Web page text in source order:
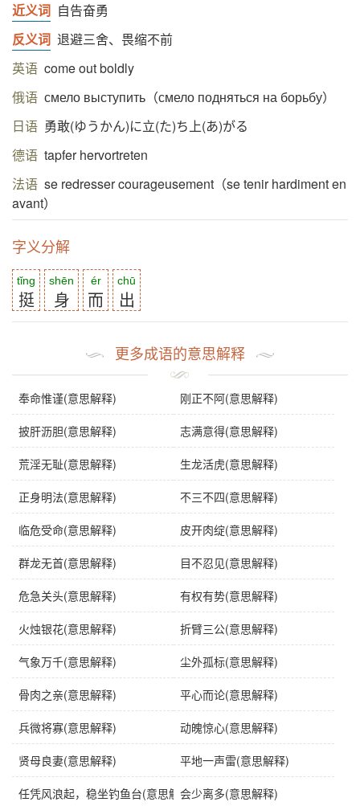
近义词 自告奋勇
反义词 退避三舍、畏缩不前
英语 come out boldly
俄语 смело выступить（смело подняться на борьбу）
日语 勇敢(ゆうかん)に立(た)ち上(あ)がる
德语 tapfer hervortreten
法语 se redresser courageusement（se tenir hardiment en
avant）
字义分解
tǐng
挺
shēn
身
ér
而
chū
出
更多成语的意思解释
奉命惟谨(意思解释) 刚正不阿(意思解释)
披肝沥胆(意思解释) 志满意得(意思解释)
荒淫无耻(意思解释) 生龙活虎(意思解释)
正身明法(意思解释) 不三不四(意思解释)
临危受命(意思解释) 皮开肉绽(意思解释)
群龙无首(意思解释) 目不忍见(意思解释)
危急关头(意思解释) 有权有势(意思解释)
火烛银花(意思解释) 折臂三公(意思解释)
气象万千(意思解释) 尘外孤标(意思解释)
骨肉之亲(意思解释) 平心而论(意思解释)
兵微将寡(意思解释) 动魄惊心(意思解释)
贤母良妻(意思解释) 平地一声雷(意思解释)
任凭风浪起，稳坐钓鱼台(意思解释)会少离多(意思解释)